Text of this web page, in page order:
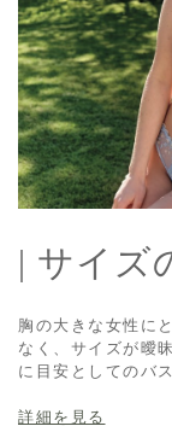
| サイズ
胸の大きな女性に
なく、サイズが曖
に目安としてのバ
詳細を見る